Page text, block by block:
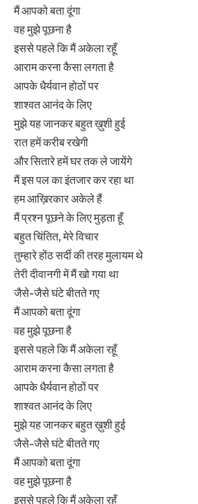
मैं आपको बता दूंगा
वह मुझे पूछना है
इससे पहले कि मैं अकेला रहूँ
आराम करना कैसा लगता है
आपके धैर्यवान होठों पर
शाश्वत आनंद के लिए
मुझे यह जानकर बहुत ख़ुशी हुई
रात हमें करीब रखेगी
और सितारे हमें घर तक ले जायेंगे
मैं इस पल का इंतजार कर रहा था
हम आख़िरकार अकेले हैं
मैं प्रश्न पूछने के लिए मुड़ता हूँ
बहुत चिंतित, मेरे विचार
तुम्हारे होंठ सर्दी की तरह मुलायम थे
तेरी दीवानगी में मैं खो गया था
जैसे-जैसे घंटे बीतते गए
मैं आपको बता दूंगा
वह मुझे पूछना है
इससे पहले कि मैं अकेला रहूँ
आराम करना कैसा लगता है
आपके धैर्यवान होठों पर
शाश्वत आनंद के लिए
मुझे यह जानकर बहुत ख़ुशी हुई
जैसे-जैसे घंटे बीतते गए
मैं आपको बता दूंगा
वह मुझे पूछना है
इससे पहले कि मैं अकेला रहूँ